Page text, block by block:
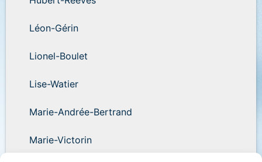
Léon-Gérin
Lionel-Boulet
Lise-Watier
Marie-Andrée-Bertrand
Marie-Victorin